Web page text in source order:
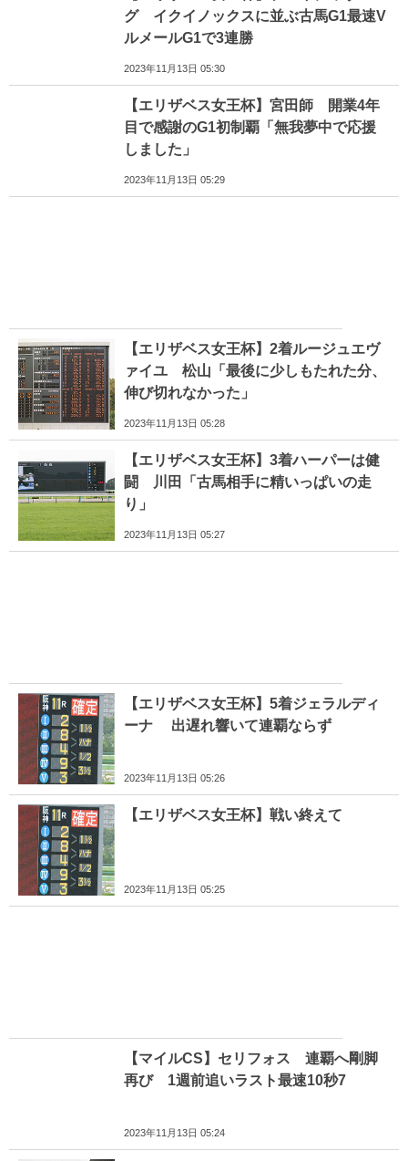
グ イクイノックスに並ぶ古馬G1最速V
ルメールG1で3連勝
2023年11月13日 05:30
【エリザベス女王杯】宮田師 開業4年
目で感謝のG1初制覇「無我夢中で応援
しました」
2023年11月13日 05:29
【エリザベス女王杯】2着ルージュエヴ
ァイユ 松山「最後に少しもたれた分、
伸び切れなかった」
2023年11月13日 05:28
【エリザベス女王杯】3着ハーパーは健
闘 川田「古馬相手に精いっぱいの走
り」
2023年11月13日 05:27
【エリザベス女王杯】5着ジェラルディ
ーナ 出遅れ響いて連覇ならず
2023年11月13日 05:26
【エリザベス女王杯】戦い終えて
2023年11月13日 05:25
【マイルCS】セリフォス 連覇へ剛脚
再び 1週前追いラスト最速10秒7
2023年11月13日 05:24